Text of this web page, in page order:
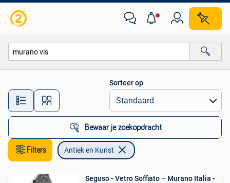
Alle afstanden…
Sorteer op
Bewaar je zoekopdracht
Filters Antiek en Kunst
Seguso - Vetro Soffiato – Murano Italia -